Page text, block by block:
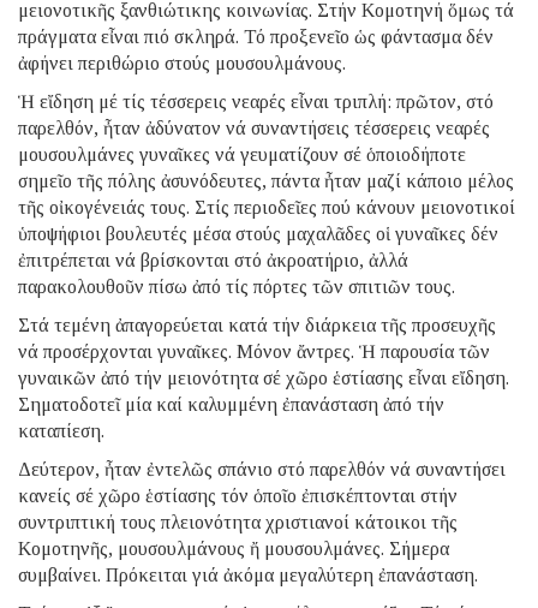
μειονοτικῆς ξανθιώτικης κοινωνίας. Στήν Κομοτηνή ὅμως τά
πράγματα εἶναι πιό σκληρά. Τό προξενεῖο ὡς φάντασμα δέν
ἀφήνει περιθώριο στούς μουσουλμάνους.
Ἡ εἴδηση μέ τίς τέσσερεις νεαρές εἶναι τριπλή: πρῶτον, στό
παρελθόν, ἦταν ἀδύνατον νά συναντήσεις τέσσερεις νεαρές
μουσουλμάνες γυναῖκες νά γευματίζουν σέ ὁποιοδήποτε
σημεῖο τῆς πόλης ἀσυνόδευτες, πάντα ἦταν μαζί κάποιο μέλος
τῆς οἰκογένειάς τους. Στίς περιοδεῖες πού κάνουν μειονοτικοί
ὑποψήφιοι βουλευτές μέσα στούς μαχαλᾶδες οἱ γυναῖκες δέν
ἐπιτρέπεται νά βρίσκονται στό ἀκροατήριο, ἀλλά
παρακολουθοῦν πίσω ἀπό τίς πόρτες τῶν σπιτιῶν τους.
Στά τεμένη ἀπαγορεύεται κατά τήν διάρκεια τῆς προσευχῆς
νά προσέρχονται γυναῖκες. Μόνον ἄντρες. Ἡ παρουσία τῶν
γυναικῶν ἀπό τήν μειονότητα σέ χῶρο ἑστίασης εἶναι εἴδηση.
Σηματοδοτεῖ μία καί καλυμμένη ἐπανάσταση ἀπό τήν
καταπίεση.
Δεύτερον, ἦταν ἐντελῶς σπάνιο στό παρελθόν νά συναντήσει
κανείς σέ χῶρο ἑστίασης τόν ὁποῖο ἐπισκέπτονται στήν
συντριπτική τους πλειονότητα χριστιανοί κάτοικοι τῆς
Κομοτηνῆς, μουσουλμάνους ἤ μουσουλμάνες. Σήμερα
συμβαίνει. Πρόκειται γιά ἀκόμα μεγαλύτερη ἐπανάσταση.